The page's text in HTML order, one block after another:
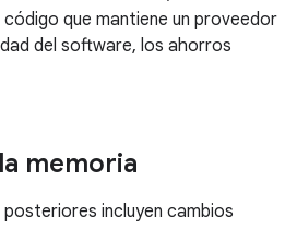
que mantiene un proveedor
del software, los ahorros
memoria
incluyen cambios